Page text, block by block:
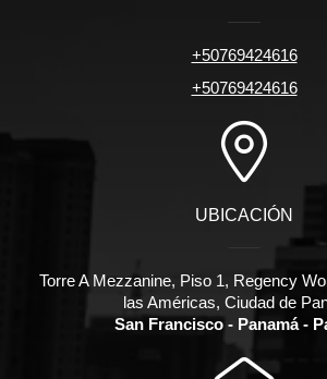
+50769424616
+50769424616
UBICACIÓN
Torre A Mezzanine, Piso 1, Regency
las Américas, Ciudad de
San Francisco - Panamá -